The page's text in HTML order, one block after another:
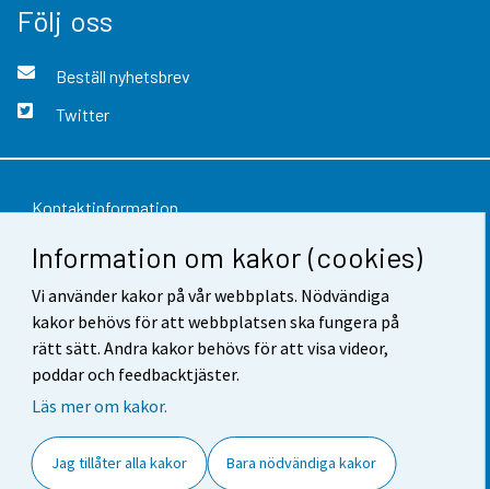
Information om kakor (cookies)
Vi använder kakor på vår webbplats. Nödvändiga
kakor behövs för att webbplatsen ska fungera på
rätt sätt. Andra kakor behövs för att visa videor,
poddar och feedbacktjäster.
Läs mer om kakor.
Jag tillåter alla kakor Bara nödvändiga kakor
Följ oss
Beställ nyhetsbrev
Twitter
Kontaktinformation
Respons
Användarvillkor
Dataskydd
Tillgänglighet
Cookie-inställningar